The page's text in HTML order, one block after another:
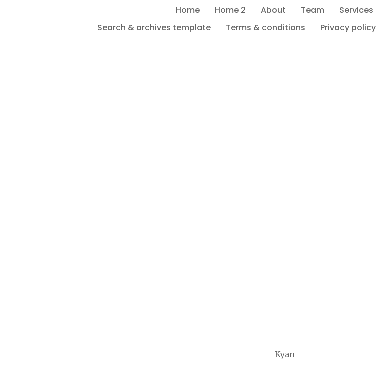
Home Home 2 About Team Services
Search & archives template
Terms & conditions Privacy policy
Kyan